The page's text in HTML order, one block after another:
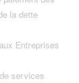
la dette
Entreprises
services